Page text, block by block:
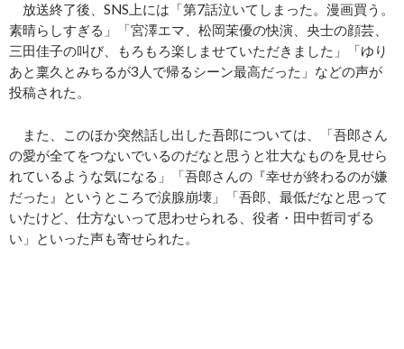
放送終了後、SNS上には「第7話泣いてしまった。漫画買う。
素晴らしすぎる」「宮澤エマ、松岡茉優の快演、央士の顔芸、
三田佳子の叫び、もろもろ楽しませていただきました」「ゆり
あと稟久とみちるが3人で帰るシーン最高だった」などの声が
投稿された。
また、このほか突然話し出した吾郎については、「吾郎さん
の愛が全てをつないでいるのだなと思うと壮大なものを見せら
れているような気になる」「吾郎さんの『幸せが終わるのが嫌
だった』というところで涙腺崩壊」「吾郎、最低だなと思って
いたけど、仕方ないって思わせられる、役者・田中哲司ずる
い」といった声も寄せられた。